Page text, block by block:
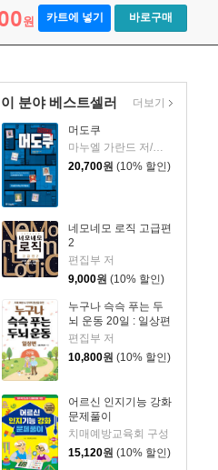
원 카트에 넣기 바로구매
이 분야 베스트셀러
머도쿠
마누엘 가란드 저/박나림 역
20,700원 (10% 할인)
네모네모 로직 고급편
2
편집부 저
9,000원 (10% 할인)
누구나 슥슥 푸는 두
뇌 운동 20일 : 일상편
편집부 저
10,800원 (10% 할인)
어르신 인지기능 강화
문제풀이
치매예방교육회 구성
15,120원 (10% 할인)
더보기